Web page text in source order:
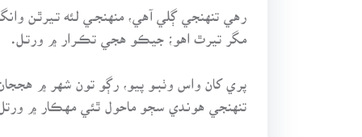
رهي تنهنجي ڳلي آهي، منهنجـي لئه تـيرٿـن
مگر تيرٿ اهو؛ جيڪو هجي تڪـرار ۾ ورتـل.
پري کان واس وٺبـو پيو، رڳو تون شهر ۾
تنهنجي هونـدي سڄو ماحول ٿئي مهڪار ۾